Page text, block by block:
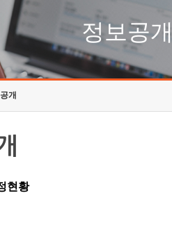
청렴포털 신고
고객의소리
수의계약 현황
부패징계 현황
감사결과공개
정보공개
개
현황